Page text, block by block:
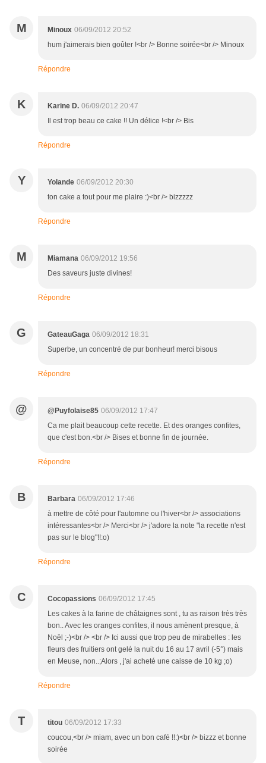
M Minoux 06/09/2012 20:52
hum j'aimerais bien goûter !<br /> Bonne soirée<br /> Minoux
Répondre
K Karine D. 06/09/2012 20:47
Il est trop beau ce cake !! Un délice !<br /> Bis
Répondre
Y Yolande 06/09/2012 20:30
ton cake a tout pour me plaire :)<br /> bizzzzz
Répondre
M Miamana 06/09/2012 19:56
Des saveurs juste divines!
Répondre
G GateauGaga 06/09/2012 18:31
Superbe, un concentré de pur bonheur! merci bisous
Répondre
@ @Puyfolaise85 06/09/2012 17:47
Ca me plait beaucoup cette recette. Et des oranges confites,
que c'est bon.<br /> Bises et bonne fin de journée.
Répondre
B Barbara 06/09/2012 17:46
à mettre de côté pour l'automne ou l'hiver<br /> associations
intéressantes<br /> Merci<br /> j'adore la note "la recette n'est
pas sur le blog"!!:o)
Répondre
C Cocopassions 06/09/2012 17:45
Les cakes à la farine de châtaignes sont , tu as raison très très
bon.. Avec les oranges confites, il nous amènent presque, à
Noël ;-)<br /> <br /> Ici aussi que trop peu de mirabelles : les
fleurs des fruitiers ont gelé la nuit du 16 au 17 avril (-5°) mais
en Meuse, non..;Alors , j'ai acheté une caisse de 10 kg ;o)
Répondre
T titou 06/09/2012 17:33
coucou,<br /> miam, avec un bon café !!:)<br /> bizzz et bonne
soirée